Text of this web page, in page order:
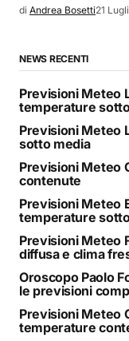
di Andrea Bosetti21
NEWS RECENTI
Previsioni Meteo
temperature
Previsioni Meteo
sotto media
Previsioni Meteo
contenute
Previsioni Meteo
temperature
Previsioni Meteo
diffusa e clima
Oroscopo Paolo
le previsioni
Previsioni Meteo
temperature